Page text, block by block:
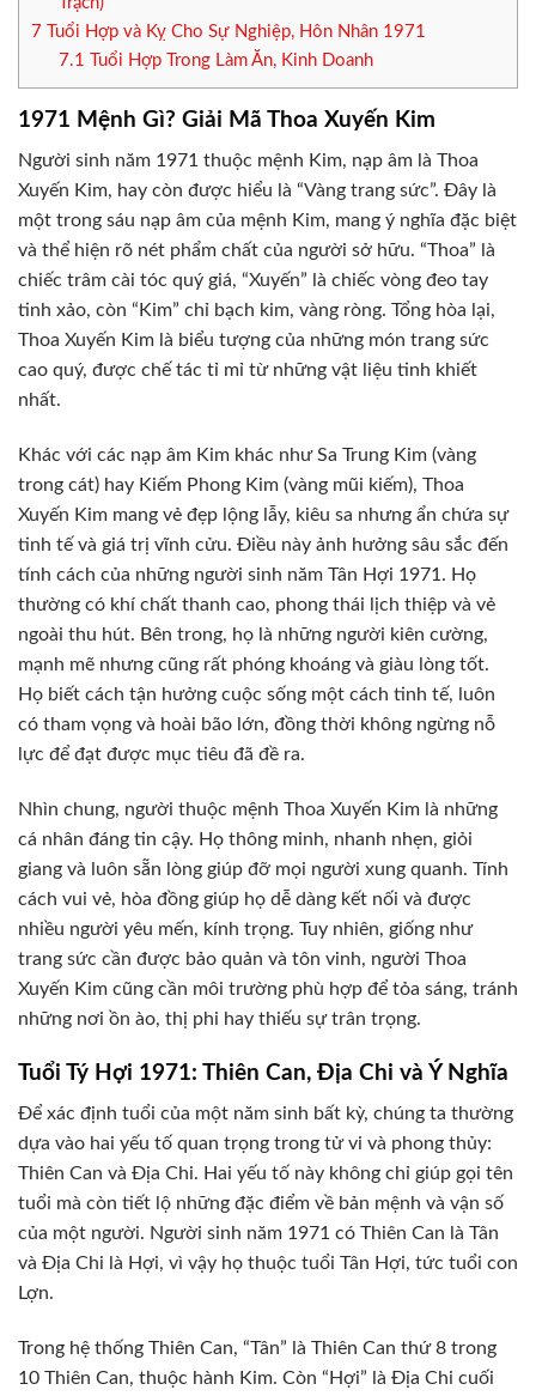
7 Tuổi Hợp và Kỵ Cho Sự Nghiệp, Hôn Nhân 1971
7.1
Tuổi Hợp Trong Làm Ăn, Kinh Doanh
1971 Mệnh Gì? Giải Mã Thoa Xuyến Kim
Người sinh năm 1971 thuộc mệnh Kim, nạp âm là Thoa
Xuyến Kim, hay còn được hiểu là “Vàng trang sức”. Đây là
một trong sáu nạp âm của mệnh Kim, mang ý nghĩa đặc biệt
và thể hiện rõ nét phẩm chất của người sở hữu. “Thoa” là
chiếc trâm cài tóc quý giá, “Xuyến” là chiếc vòng đeo tay
tinh xảo, còn “Kim” chỉ bạch kim, vàng ròng. Tổng hòa lại,
Thoa Xuyến Kim là biểu tượng của những món trang sức
cao quý, được chế tác tỉ mỉ từ những vật liệu tinh khiết
nhất.
Khác với các nạp âm Kim khác như Sa Trung Kim (vàng
trong cát) hay Kiếm Phong Kim (vàng mũi kiếm), Thoa
Xuyến Kim mang vẻ đẹp lộng lẫy, kiêu sa nhưng ẩn chứa sự
tinh tế và giá trị vĩnh cửu. Điều này ảnh hưởng sâu sắc đến
tính cách của những người sinh năm Tân Hợi 1971. Họ
thường có khí chất thanh cao, phong thái lịch thiệp và vẻ
ngoài thu hút. Bên trong, họ là những người kiên cường,
mạnh mẽ nhưng cũng rất phóng khoáng và giàu lòng tốt.
Họ biết cách tận hưởng cuộc sống một cách tinh tế, luôn
có tham vọng và hoài bão lớn, đồng thời không ngừng nỗ
lực để đạt được mục tiêu đã đề ra.
Nhìn chung, người thuộc mệnh Thoa Xuyến Kim là những
cá nhân đáng tin cậy. Họ thông minh, nhanh nhẹn, giỏi
giang và luôn sẵn lòng giúp đỡ mọi người xung quanh. Tính
cách vui vẻ, hòa đồng giúp họ dễ dàng kết nối và được
nhiều người yêu mến, kính trọng. Tuy nhiên, giống như
trang sức cần được bảo quản và tôn vinh, người Thoa
Xuyến Kim cũng cần môi trường phù hợp để tỏa sáng, tránh
những nơi ồn ào, thị phi hay thiếu sự trân trọng.
Tuổi Tý Hợi 1971: Thiên Can, Địa Chi và Ý Nghĩa
Để xác định tuổi của một năm sinh bất kỳ, chúng ta thường
dựa vào hai yếu tố quan trọng trong tử vi và phong thủy:
Thiên Can và Địa Chi. Hai yếu tố này không chỉ giúp gọi tên
tuổi mà còn tiết lộ những đặc điểm về bản mệnh và vận số
của một người. Người sinh năm 1971 có Thiên Can là Tân
và Địa Chi là Hợi, vì vậy họ thuộc tuổi Tân Hợi, tức tuổi con
Lợn.
Trong hệ thống Thiên Can, “Tân” là Thiên Can thứ 8 trong
10 Thiên Can, thuộc hành Kim. Còn “Hợi” là Địa Chi cuối